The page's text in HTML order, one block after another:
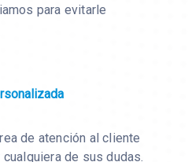
para evitarle
de atención al cliente
de sus dudas.